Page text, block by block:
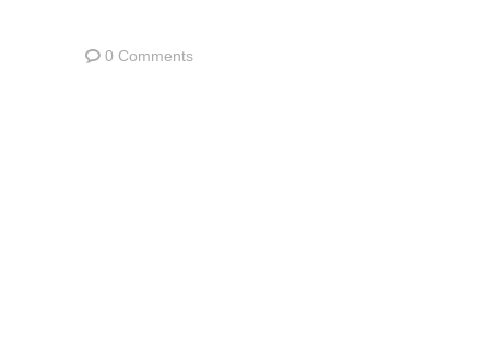
0 Comments